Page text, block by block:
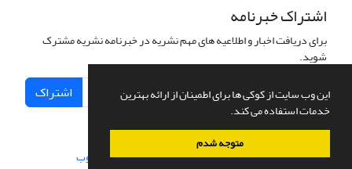
این وب سایت از کوکی ها برای اطمینان از ارائه بهترین
خدمات استفاده می کند.
متوجه شدم
اشتراک خبرنامه
برای دریافت اخبار و اطلاعیه های مهم نشریه در خبرنامه نشریه مشترک
شوید.
اشتراک
سامانه مدیریت نشریات علمی.طراحی و پیاده سازی از سیناوب